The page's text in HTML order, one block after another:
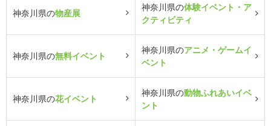
神奈川県の物産展
神奈川県の体験イベント・ア
クティビティ
神奈川県の無料イベント
神奈川県のアニメ・ゲームイ
ベント
神奈川県の花イベント
神奈川県の動物ふれあいイベ
ント